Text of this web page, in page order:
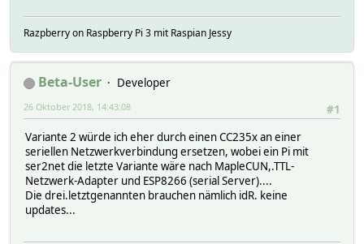
Razpberry on Raspberry Pi 3 mit Raspian Jessy
Beta-User
Developer
#1
26 Oktober 2018, 14:43:08
Variante 2 würde ich eher durch einen CC235x an einer
seriellen Netzwerkverbindung ersetzen, wobei ein Pi mit
ser2net die letzte Variante wäre nach MapleCUN,.TTL-
Netzwerk-Adapter und ESP8266 (serial Server)....
Die drei.letztgenannten brauchen nämlich idR. keine
updates...